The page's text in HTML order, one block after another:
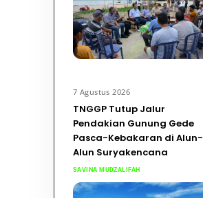
7 Agustus 2026
TNGGP Tutup Jalur
Pendakian Gunung Gede
Pasca-Kebakaran di Alun-
Alun Suryakencana
SAVINA MUDZALIFAH